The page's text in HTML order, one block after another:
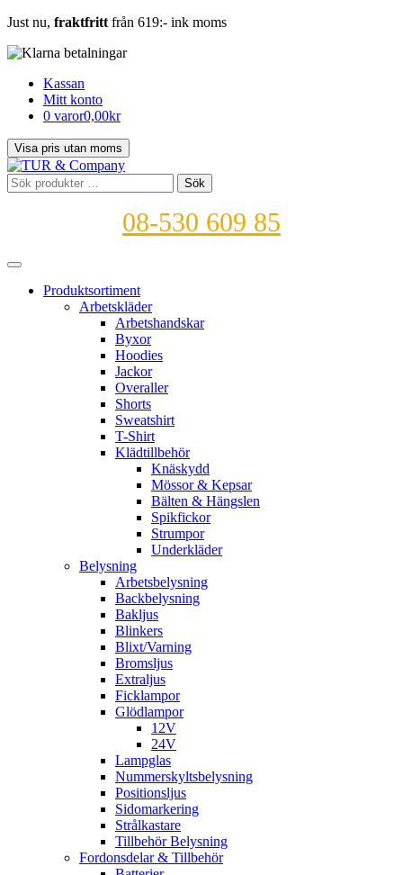
Just nu, fraktfritt från 619:- ink moms
Kassan
Mitt konto
0 varor0,00kr
Sök
efter:
Sök
08-530 609 85
Produktsortiment
Arbetskläder
Arbetshandskar
Byxor
Hoodies
Jackor
Overaller
Shorts
Sweatshirt
T-Shirt
Klädtillbehör
Knäskydd
Mössor & Kepsar
Bälten & Hängslen
Spikfickor
Strumpor
Underkläder
Belysning
Arbetsbelysning
Backbelysning
Bakljus
Blinkers
Blixt/Varning
Bromsljus
Extraljus
Ficklampor
Glödlampor
12V
24V
Lampglas
Nummerskyltsbelysning
Positionsljus
Sidomarkering
Strålkastare
Tillbehör Belysning
Fordonsdelar & Tillbehör